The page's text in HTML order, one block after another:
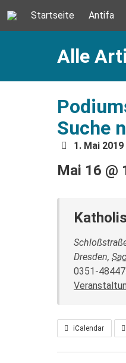
Startseite Antifa
Alle
Suche
1. Mai 2019
Mai 16 @
Dresden,
0351-
iCalendar